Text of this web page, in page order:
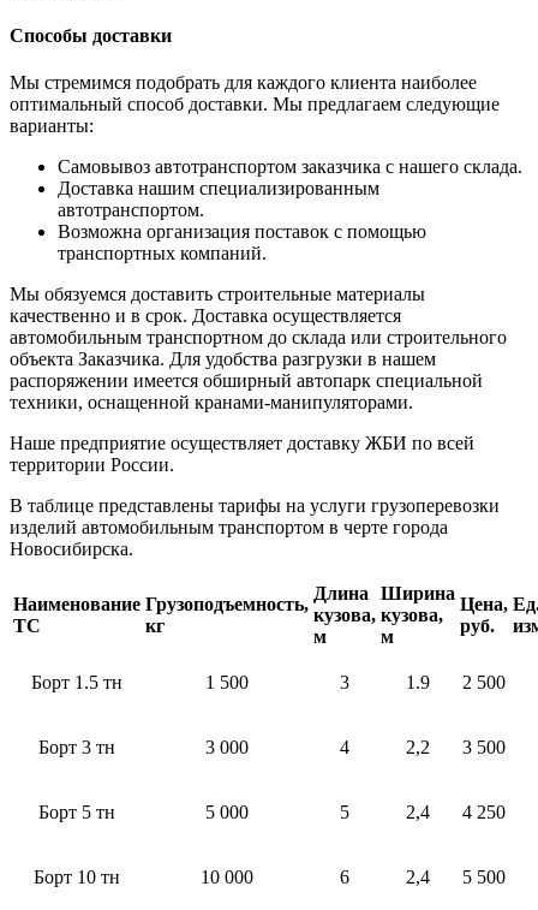
Способы доставки
Мы стремимся подобрать для каждого клиента наиболее
оптимальный способ доставки. Мы предлагаем следующие
варианты:
Самовывоз автотранспортом заказчика с нашего склада.
Доставка нашим специализированным
автотранспортом.
Возможна организация поставок с помощью
транспортных компаний.
Мы обязуемся доставить строительные материалы
качественно и в срок. Доставка осуществляется
автомобильным транспортном до склада или строительного
объекта Заказчика. Для удобства разгрузки в нашем
распоряжении имеется обширный автопарк специальной
техники, оснащенной кранами-манипуляторами.
Наше предприятие осуществляет доставку ЖБИ по всей
территории России.
В таблице представлены тарифы на услуги грузоперевозки
изделий автомобильным транспортом в черте города
Новосибирска.
Наименование
ТС
Грузоподъемность,
кг
Длина
кузова,
м
Ширина
кузова,
м
Цена,
руб.
Борт 1.5 тн 1 500 3 1.9 2 500
Борт 3 тн 3 000 4 2,2 3 500
Борт 5 тн 5 000 5 2,4 4 250
Борт 10 тн 10 000 6 2,4 5 500